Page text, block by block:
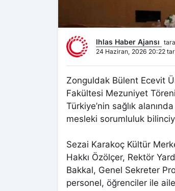
Ihlas Haber Ajansı
24 Haziran, 2026 20:22
Zonguldak Bülent Ecevit
Fakültesi Mezuniyet
Türkiye’nin sağlık
mesleki sorumluluk
Sezai Karakoç Kültür
Hakkı Özölçer, Rektör
Bakkal, Genel Sekreter
personel, öğrenciler ile